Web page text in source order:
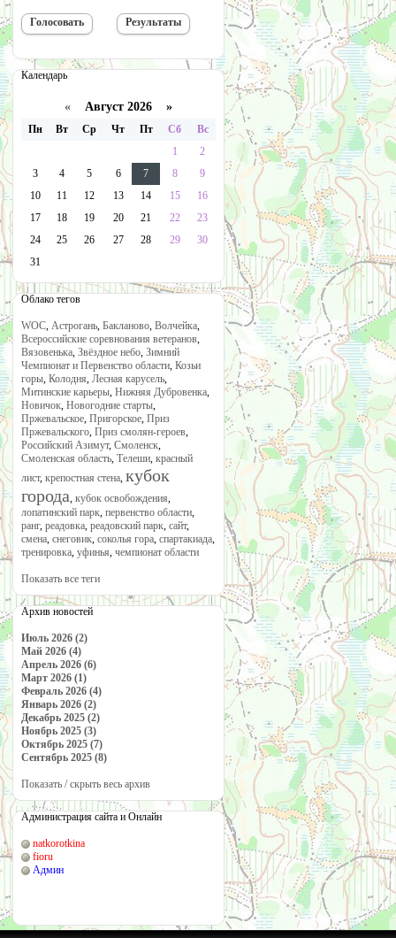
Календарь
« Август 2026 »
Пн Вт Ср Чт Пт Сб
Вс
1
2
3
4 5 6 7 8
9
10
11 12 13 14 15
16
17
18 19 20 21 22
23
24
25 26 27 28 29
30
31
Облако тегов
WOC, Астрогань, Бакланово, Волчейка,
Всероссийские соревнования ветеранов,
Вязовенька, Звёздное небо, Зимний
Чемпионат и Первенство области, Козьи
горы, Колодня, Лесная карусель,
Митинские карьеры, Нижняя Дубровенка,
Новичок, Новогодние старты,
Пржевальское, Пригорское, Приз
Пржевальского, Приз смолян-героев,
Российский Азимут, Смоленск,
Смоленская область, Телеши, красный
лист, крепостная стена, кубок
города, кубок освобождения,
лопатинский парк, первенство области,
ранг, реадовка, реадовский парк, сайт,
смена, снеговик, соколья гора, спартакиада,
тренировка, уфинья, чемпионат области
Показать все теги
Архив новостей
Июль 2026 (2)
Май 2026 (4)
Апрель 2026 (6)
Март 2026 (1)
Февраль 2026 (4)
Январь 2026 (2)
Декабрь 2025 (2)
Ноябрь 2025 (3)
Октябрь 2025 (7)
Сентябрь 2025 (8)
Показать / скрыть весь архив
Администрация сайта и Онлайн
natkorotkina
fioru
Админ